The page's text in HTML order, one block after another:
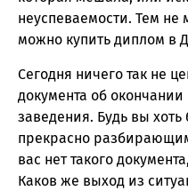
неуспеваемости. Тем не
можно купить диплом в
Сегодня ничего так не
документа об
заведения. Будь вы
прекрасно
вас нет такого
Каков же выход из